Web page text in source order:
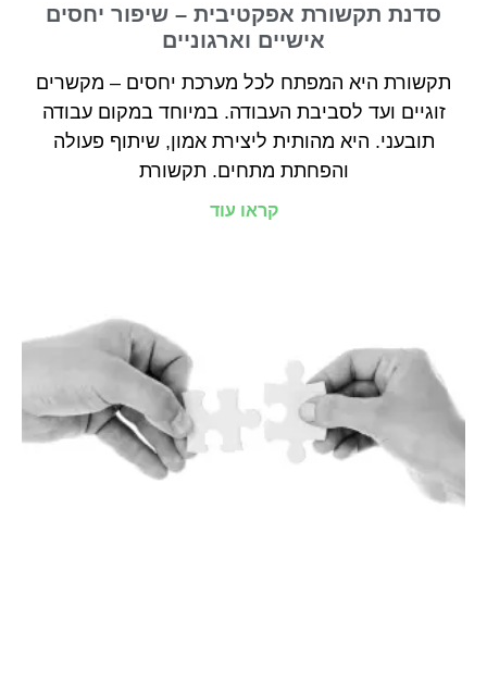
סדנת תקשורת אפקטיבית – שיפור יחסים
אישיים וארגוניים
תקשורת היא המפתח לכל מערכת יחסים – מקשרים
זוגיים ועד לסביבת העבודה. במיוחד במקום עבודה
תובעני. היא מהותית ליצירת אמון, שיתוף פעולה
והפחתת מתחים. תקשורת
קראו עוד